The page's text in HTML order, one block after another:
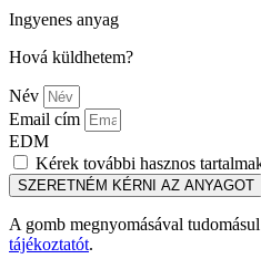
Ingyenes anyag
Hová küldhetem?
Név
Email cím
EDM
Kérek további hasznos
SZERETNÉM KÉRNI AZ ANYAGOT
A gomb megnyomásával
tájékoztatót.